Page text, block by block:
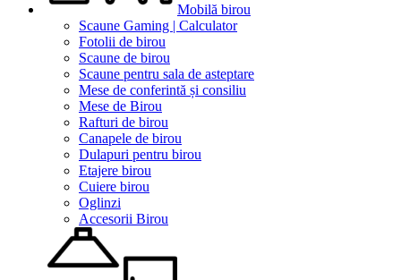
Mobilă birou
Scaune Gaming | Calculator
Fotolii de birou
Scaune de birou
Scaune pentru sala de asteptare
Mese de conferintă și consiliu
Mese de Birou
Rafturi de birou
Canapele de birou
Dulapuri pentru birou
Etajere birou
Cuiere birou
Oglinzi
Accesorii Birou